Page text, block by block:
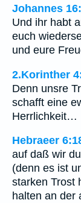
Johannes
Und ihr habt
euch
und eure
2.Korinther
Denn unsre
schafft eine
Herrlichkeit…
Hebraeer
auf daß wir
(denn es ist
starken Trost
halten an der